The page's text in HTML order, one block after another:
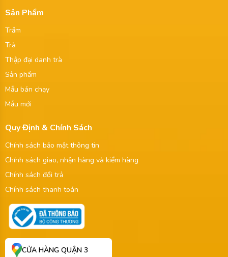
Sản Phẩm
Trầm
Trà
Thập đại danh trà
Sản phẩm
Mẫu bán chạy
Mẫu mới
Quy Định & Chính Sách
Chính sách bảo mật thông tin
Chính sách giao, nhận hàng và kiểm hàng
Chính sách đổi trả
Chính sách thanh toán
CỬA HÀNG QUẬN 3